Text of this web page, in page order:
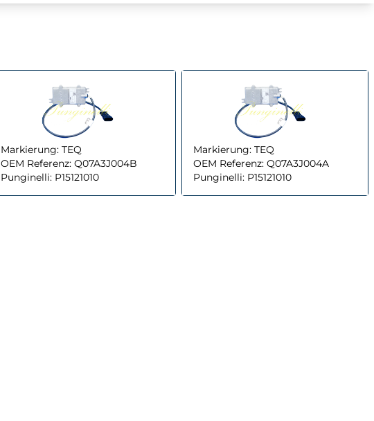
Markierung: TEQ
OEM Referenz: Q07A3J004B
Punginelli: P15121010
Markierung: TEQ
OEM Referenz: Q07A3J004A
Punginelli: P15121010